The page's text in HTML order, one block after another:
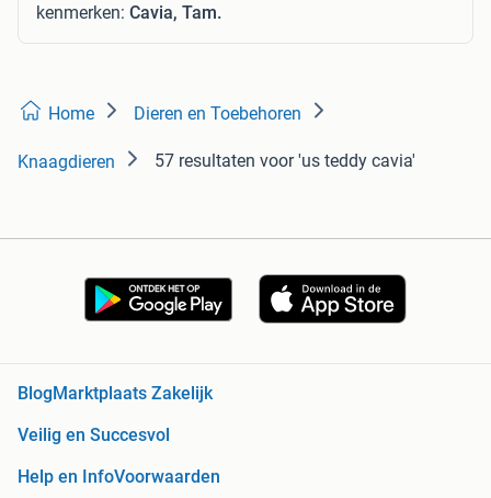
kenmerken: Cavia, Tam.
Home Dieren en Toebehoren
Knaagdieren 57 resultaten voor 'us teddy cavia'
BlogMarktplaats Zakelijk
Veilig en Succesvol
Help en InfoVoorwaarden